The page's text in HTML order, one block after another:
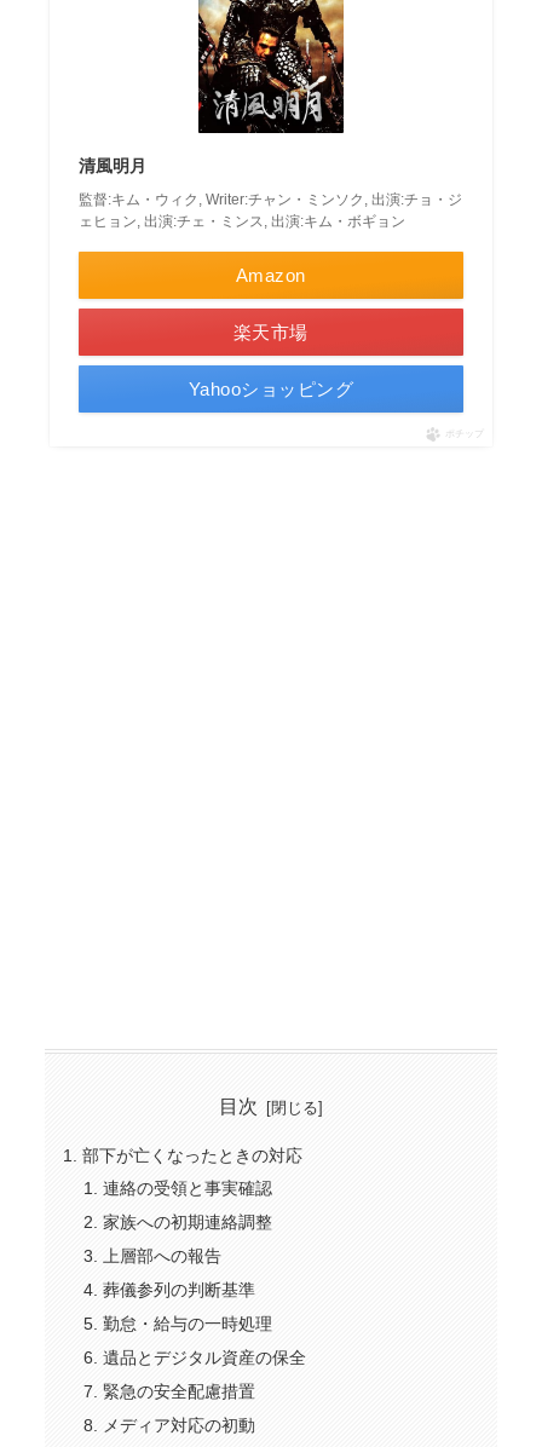
清風明月
監督:キム・ウィク, Writer:チャン・ミンソク, 出演:チョ・ジ
ェヒョン, 出演:チェ・ミンス, 出演:キム・ボギョン
Amazon
楽天市場
Yahooショッピング
ポチップ
目次
部下が亡くなったときの対応
連絡の受領と事実確認
家族への初期連絡調整
上層部への報告
葬儀参列の判断基準
勤怠・給与の一時処理
遺品とデジタル資産の保全
緊急の安全配慮措置
メディア対応の初動